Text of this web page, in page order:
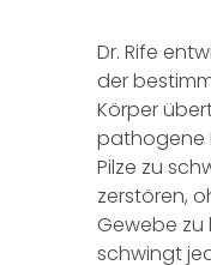
Dr. Rife
der
Körper
pathogene
Pilze zu
zerstören,
Gewebe
schwingt